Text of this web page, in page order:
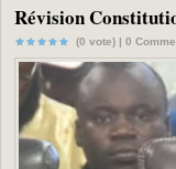
Révision
(0 vote) | 0